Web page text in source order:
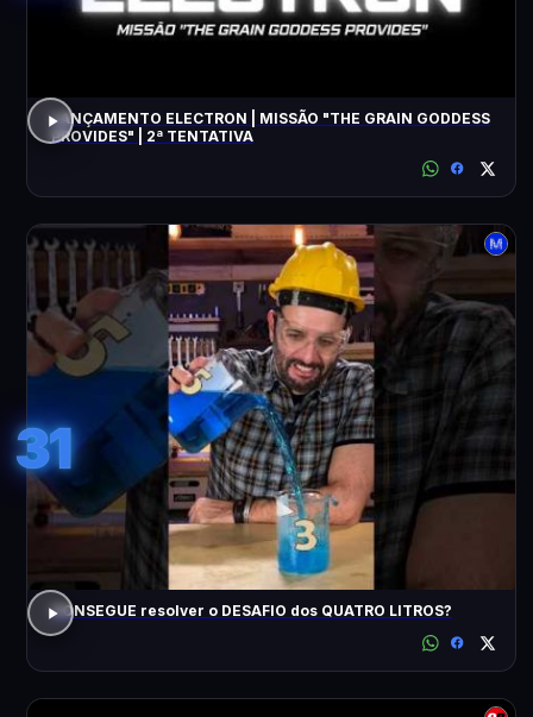
LANÇAMENTO ELECTRON | MISSÃO "THE GRAIN GODDESS
PROVIDES" | 2ª TENTATIVA
31
CONSEGUE resolver o DESAFIO dos QUATRO LITROS?